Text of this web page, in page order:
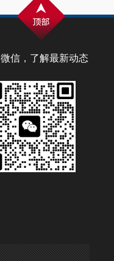
信，了解最新动态